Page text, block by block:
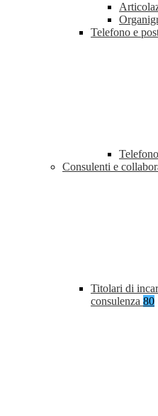
Telefono e
Consulenti e
Titolari di
consulenza 80